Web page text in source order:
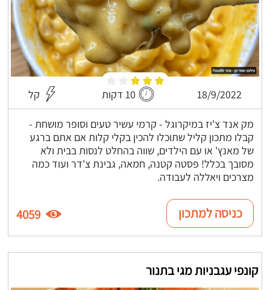
18/9/2022 10 דקות קל
מק אנד צ'יז במיקרוגל - קרמי עשיר טעים וסופר מושחת -
קבלו מתכון קליל שתוכלו להכין בקלי קלות אם אתם ברגע
של מאנץ' או עם הילדים, שווה בהחלט לנסות בבית ולא
מסובך בכלל! פסטה קטנה, חמאה, גבינת צ'דר ועוד כמה
מצרכים ויאללה לעבודה.
כניסה למתכון 4059
קונפי עגבניות מגי בתנור